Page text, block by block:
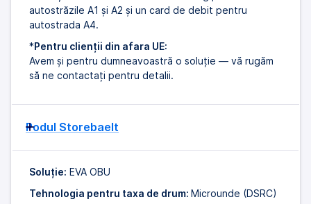
autostrăzile A1 și A2 și un card de debit pentru
autostrada A4.
*Pentru clienții din afara UE:
Avem și pentru dumneavoastră o soluție — vă rugăm
să ne contactați pentru detalii.
Podul Storebaelt
Soluție: EVA OBU
Tehnologia pentru taxa de drum: Microunde (DSRC)